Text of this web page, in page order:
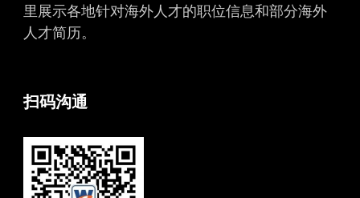
里展示各地针对海外人才的职位信息和部分海外
人才简历。
扫码沟通